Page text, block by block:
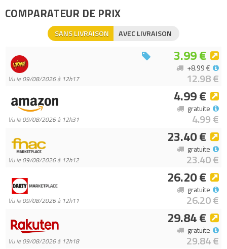
COMPARATEUR DE PRIX
SANS LIVRAISON AVEC LIVRAISON
Vu le09/08/2026 à 12h17
3.99 €
12.98 €
+8.99 €
Vu le09/08/2026 à 12h31
4.99 €
4.99 €
gratuite
Vu le09/08/2026 à 12h12
23.40 €
23.40 €
gratuite
Vu le09/08/2026 à 12h11
26.20 €
26.20 €
gratuite
Vu le09/08/2026 à 12h18
29.84 €
29.84 €
gratuite